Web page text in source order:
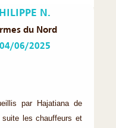
N.
du Nord
06/2025
par Hajatiana de
suite les chauffeurs et